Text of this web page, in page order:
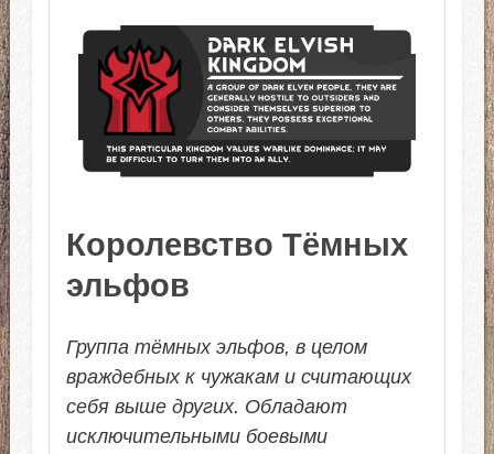
Королевство Тёмных
эльфов
Группа тёмных эльфов, в целом
враждебных к чужакам и считающих
себя выше других. Обладают
исключительными боевыми